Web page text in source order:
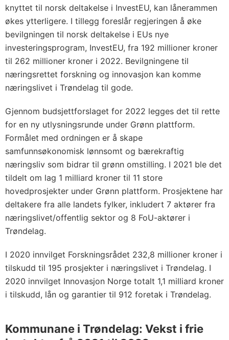
knyttet til norsk deltakelse i InvestEU, kan lånerammen
økes ytterligere. I tillegg foreslår regjeringen å øke
bevilgningen til norsk deltakelse i EUs nye
investeringsprogram, InvestEU, fra 192 millioner kroner
til 262 millioner kroner i 2022. Bevilgningene til
næringsrettet forskning og innovasjon kan komme
næringslivet i Trøndelag til gode.
Gjennom budsjettforslaget for 2022 legges det til rette
for en ny utlysningsrunde under Grønn plattform.
Formålet med ordningen er å skape
samfunnsøkonomisk lønnsomt og bærekraftig
næringsliv som bidrar til grønn omstilling. I 2021 ble det
tildelt om lag 1 milliard kroner til 11 store
hovedprosjekter under Grønn plattform. Prosjektene har
deltakere fra alle landets fylker, inkludert 7 aktører fra
næringslivet/offentlig sektor og 8 FoU-aktører i
Trøndelag.
I 2020 innvilget Forskningsrådet 232,8 millioner kroner i
tilskudd til 195 prosjekter i næringslivet i Trøndelag. I
2020 innvilget Innovasjon Norge totalt 1,1 milliard kroner
i tilskudd, lån og garantier til 912 foretak i Trøndelag.
Kommunane i Trøndelag: Vekst i frie